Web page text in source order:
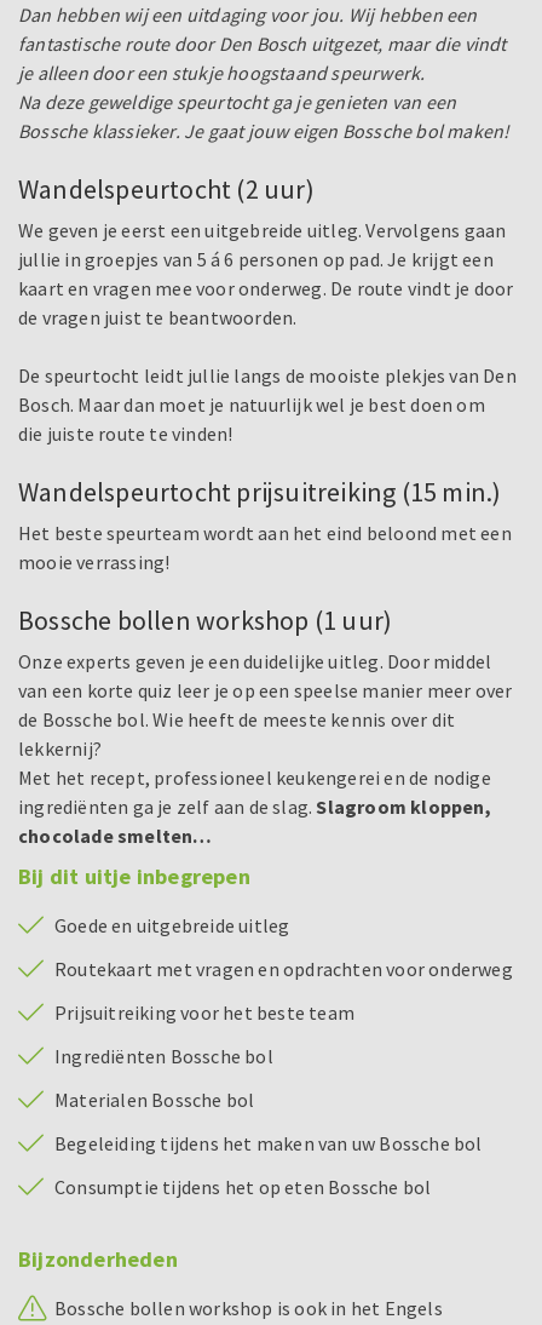
Dan hebben wij een uitdaging voor jou. Wij hebben een
fantastische route door Den Bosch uitgezet, maar die vindt
je alleen door een stukje hoogstaand speurwerk.
Na deze geweldige speurtocht ga je genieten van een
Bossche klassieker. Je gaat jouw eigen Bossche bol maken!
Wandelspeurtocht (2 uur)
We geven je eerst een uitgebreide uitleg. Vervolgens gaan
jullie in groepjes van 5 á 6 personen op pad. Je krijgt een
kaart en vragen mee voor onderweg. De route vindt je door
de vragen juist te beantwoorden.
De speurtocht leidt jullie langs de mooiste plekjes van Den
Bosch. Maar dan moet je natuurlijk wel je best doen om
die juiste route te vinden!
Wandelspeurtocht prijsuitreiking (15 min.)
Het beste speurteam wordt aan het eind beloond met een
mooie verrassing!
Bossche bollen workshop (1 uur)
Onze experts geven je een duidelijke uitleg. Door middel
van een korte quiz leer je op een speelse manier meer over
de Bossche bol. Wie heeft de meeste kennis over dit
lekkernij?
Met het recept, professioneel keukengerei en de nodige
ingrediënten ga je zelf aan de slag.Slagroom kloppen,
chocolade smelten…
Bij dit uitje inbegrepen
Goede en uitgebreide uitleg
Routekaart met vragen en opdrachten voor onderweg
Prijsuitreiking voor het beste team
Ingrediënten Bossche bol
Materialen Bossche bol
Begeleiding tijdens het maken van uw Bossche bol
Consumptie tijdens het op eten Bossche bol
Bijzonderheden
Bossche bollen workshop is ook in het Engels